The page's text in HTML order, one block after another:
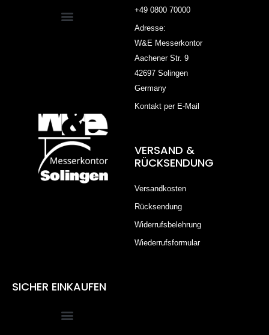
+49 0800 70000
Adresse:
W&E Messerkontor
Aachener Str. 9
42697 Solingen
Germany
Kontakt per E-Mail
VERSAND &
RÜCKSENDUNG
Versandkosten
Rücksendung
Widerrufsbelehrung
Wiederrufsformular
SICHER EINKAUFEN